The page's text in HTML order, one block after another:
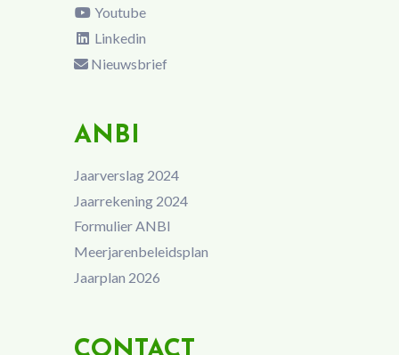
Youtube
Linkedin
Nieuwsbrief
ANBI
Jaarverslag 2024
Jaarrekening 2024
Formulier ANBI
Meerjarenbeleidsplan
Jaarplan 2026